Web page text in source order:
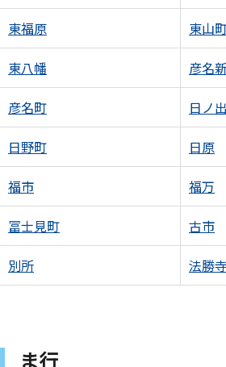
東福原 東山
東八幡 彦名
彦名町 日ノ
日野町 日原
福市 福万
冨士見町 古市
別所 法勝
ま行